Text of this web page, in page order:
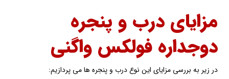
مزایای درب و پنجره
دوجداره فولکس واگنی
در زیر به بررسی مزایای این نوع درب و پنجره ها می پردازیم: